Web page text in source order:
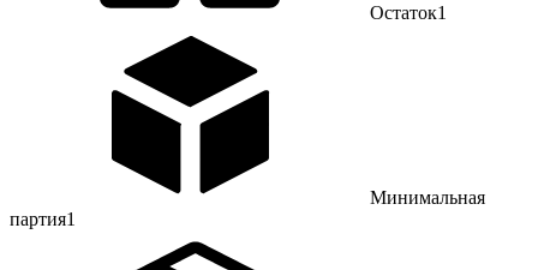
Остаток1
Минимальная
партия1